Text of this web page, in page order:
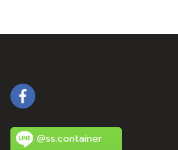
@ss.container